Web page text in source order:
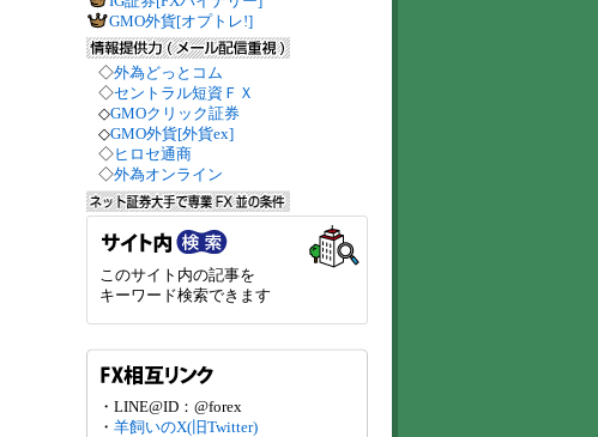
GMO外貨[オプトレ!]
◇外為どっとコム
◇セントラル短資ＦＸ
◇GMOクリック証券
◇GMO外貨[外貨ex]
◇ヒロセ通商
◇外為オンライン
このサイト内の記事を
キーワード検索できます
・LINE@ID：@forex
・ 羊飼いのX(旧Twitter)